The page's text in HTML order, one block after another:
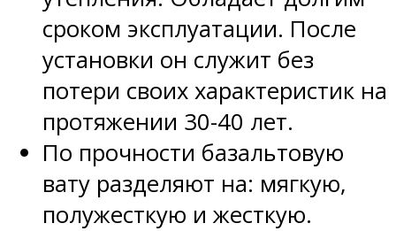
сроком эксплуатации. После
установки он служит без
потери своих характеристик на
протяжении 30-40 лет.
По прочности базальтовую
вату разделяют на: мягкую,
полужесткую и жесткую.